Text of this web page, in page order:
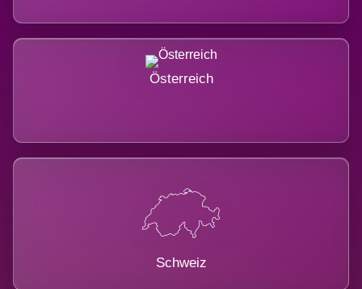
Österreich
Schweiz